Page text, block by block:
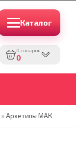
Каталог
0 товаров
0
»Архетипы МАК